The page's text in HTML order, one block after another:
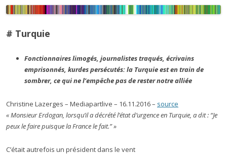
# Turquie
Fonctionnaires limogés, journalistes traqués, écrivains
emprisonnés, kurdes persécutés: la Turquie est en train de
sombrer, ce qui ne l’empêche pas de rester notre alliée
Christine Lazerges – Mediapartlive – 16.11.2016 – source
« Monsieur Erdogan, lorsqu’il a décrété l’état d’urgence en Turquie, a dit : “Je
peux le faire puisque la France le fait.” »
C’était autrefois un président dans le vent